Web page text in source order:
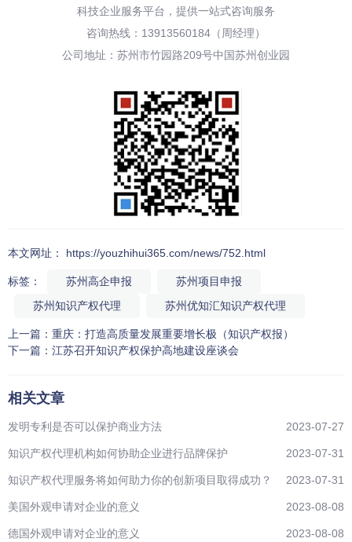
科技企业服务平台，提供一站式咨询服务
咨询热线：13913560184（周经理）
公司地址：苏州市竹园路209号中国苏州创业园
本文网址： https://youzhihui365.com/news/752.html
标签： 苏州高企申报
苏州项目申报
苏州知识产权代理
苏州优知汇知识产权代理
上一篇： 重庆：打造高质量发展重要增长极（知识产权报）
下一篇： 江苏召开知识产权保护高地建设座谈会
相关文章
2023-07-27
发明专利是否可以保护商业方法
2023-07-31
知识产权代理机构如何协助企业进行品牌保护
2023-07-31
知识产权代理服务将如何助力你的创新项目取得成功？
2023-08-08
美国外观申请对企业的意义
2023-08-08
德国外观申请对企业的意义